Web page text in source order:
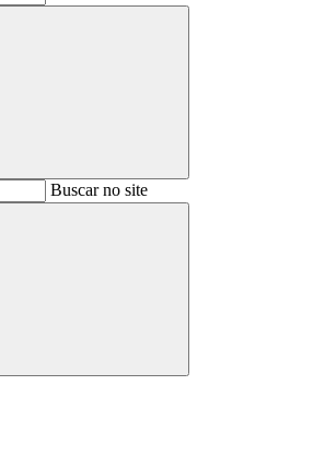
BuscarBuscar no site
Buscar